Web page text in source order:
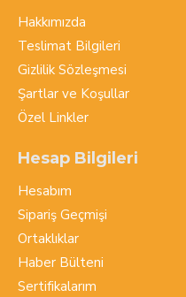
Hakkımızda
Teslimat Bilgileri
Gizlilik Sözleşmesi
Şartlar ve Koşullar
Özel Linkler
Hesap Bilgileri
Hesabım
Sipariş Geçmişi
Ortaklıklar
Haber Bülteni
Sertifikalarım